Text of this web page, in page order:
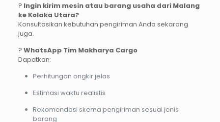
? Ingin kirim mesin atau barang usaha dari Malang
ke Kolaka Utara?
Konsultasikan kebutuhan pengiriman Anda sekarang
juga.
? WhatsApp Tim Makharya Cargo
Dapatkan:
Perhitungan ongkir jelas
Estimasi waktu realistis
Rekomendasi skema pengiriman sesuai jenis
barang